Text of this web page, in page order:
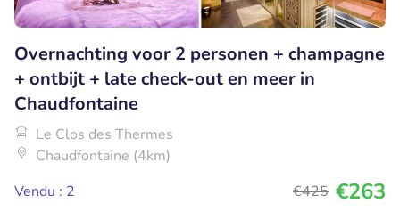
Overnachting voor 2 personen + champagne
+ ontbijt + late check-out en meer in
Chaudfontaine
Le Clos des Thermes
Chaudfontaine (4km)
Vendu : 2
€425 €263